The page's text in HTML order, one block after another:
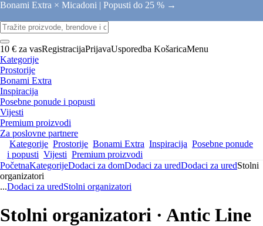
Bonami Extra × Micadoni | Popusti do 25 % →
10 € za vasRegistracijaPrijavaUsporedba KošaricaMenu
Kategorije
Prostorije
Bonami Extra
Inspiracija
Posebne ponude i popusti
Vijesti
Premium proizvodi
Za poslovne partnere
Kategorije Prostorije Bonami Extra Inspiracija Posebne ponude
i popusti Vijesti Premium proizvodi
PočetnaKategorijeDodaci za domDodaci za uredDodaci za uredStolni
organizatori
...Dodaci za uredStolni organizatori
Stolni organizatori · Antic Line